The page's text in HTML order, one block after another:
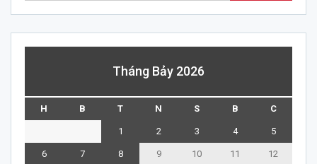
Tháng Bảy 2026
H B T N S B C
1 2 3 4 5
6 7 8 9 10 11 12